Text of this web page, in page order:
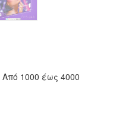
Από 1000 έως 4000